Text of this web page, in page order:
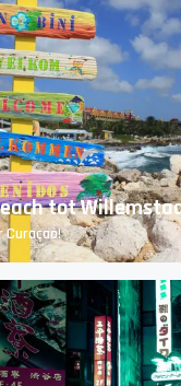
op Curaçao
strand tot Antilliaanse
die je niet wilt missen.